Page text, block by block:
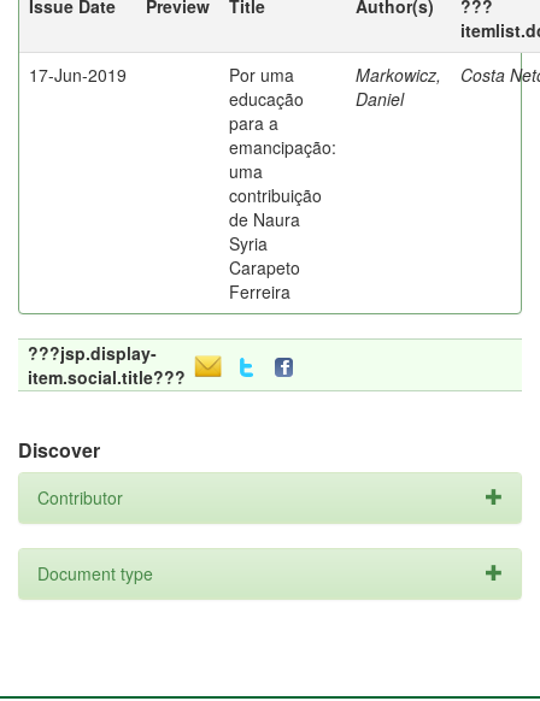
Issue Date Preview Title Author(s)
???
17-Jun-2019
Por uma
educação
para a
emancipação:
uma
contribuição
de Naura
Syria
Carapeto
Ferreira
Markowicz,
Daniel
Costa
???jsp.display-
item.social.title???
Discover
Contributor
Document type